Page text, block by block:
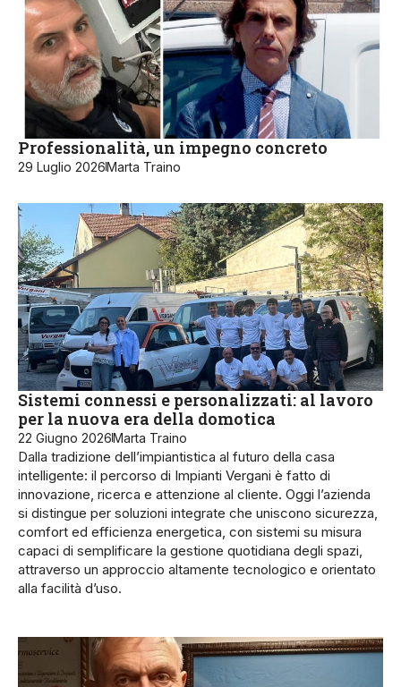
Professionalità, un impegno concreto
29 Luglio 2026Marta Traino
Sistemi connessi e personalizzati: al lavoro
per la nuova era della domotica
22 Giugno 2026Marta Traino
Dalla tradizione dell’impiantistica al futuro della casa
intelligente: il percorso di Impianti Vergani è fatto di
innovazione, ricerca e attenzione al cliente. Oggi l’azienda
si distingue per soluzioni integrate che uniscono sicurezza,
comfort ed efficienza energetica, con sistemi su misura
capaci di semplificare la gestione quotidiana degli spazi,
attraverso un approccio altamente tecnologico e orientato
alla facilità d’uso.